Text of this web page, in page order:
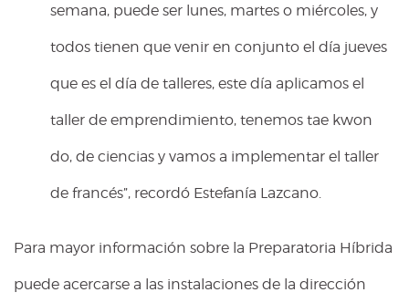
semana, puede ser lunes, martes o miércoles, y
todos tienen que venir en conjunto el día jueves
que es el día de talleres, este día aplicamos el
taller de emprendimiento, tenemos tae kwon
do, de ciencias y vamos a implementar el taller
de francés”, recordó Estefanía Lazcano.
Para mayor información sobre la Preparatoria Híbrida
puede acercarse a las instalaciones de la dirección